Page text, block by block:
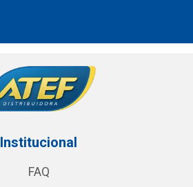
Institucional
FAQ